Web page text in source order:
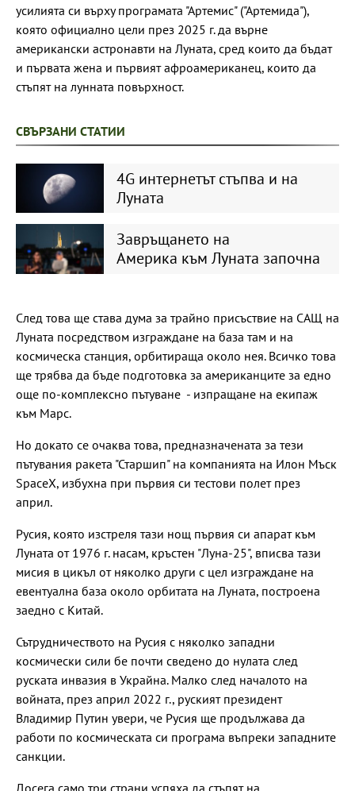
усилията си върху програмата "Артемис" ("Артемида"),
която официално цели през 2025 г. да върне
американски астронавти на Луната, сред които да бъдат
и първата жена и първият афроамериканец, които да
стъпят на лунната повърхност.
СВЪРЗАНИ СТАТИИ
4G интернетът стъпва и на
Луната
Завръщането на
Америка към Луната започна
След това ще става дума за трайно присъствие на САЩ на
Луната посредством изграждане на база там и на
космическа станция, орбитираща около нея. Всичко това
ще трябва да бъде подготовка за американците за едно
още по-комплексно пътуване - изпращане на екипаж
към Марс.
Но докато се очаква това, предназначената за тези
пътувания ракета "Старшип" на компанията на Илон Мъск
SpaceX, избухна при първия си тестови полет през
април.
Русия, която изстреля тази нощ първия си апарат към
Луната от 1976 г. насам, кръстен "Луна-25", вписва тази
мисия в цикъл от няколко други с цел изграждане на
евентуална база около орбитата на Луната, построена
заедно с Китай.
Сътрудничеството на Русия с няколко западни
космически сили бе почти сведено до нулата след
руската инвазия в Украйна. Малко след началото на
войната, през април 2022 г., руският президент
Владимир Путин увери, че Русия ще продължава да
работи по космическата си програма въпреки западните
санкции.
Досега само три страни успяха да стъпят на